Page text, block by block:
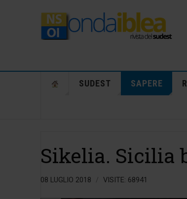
SUDEST SAPERE
Sikelia. Sicilia
08 LUGLIO 2018 VISITE: 68941